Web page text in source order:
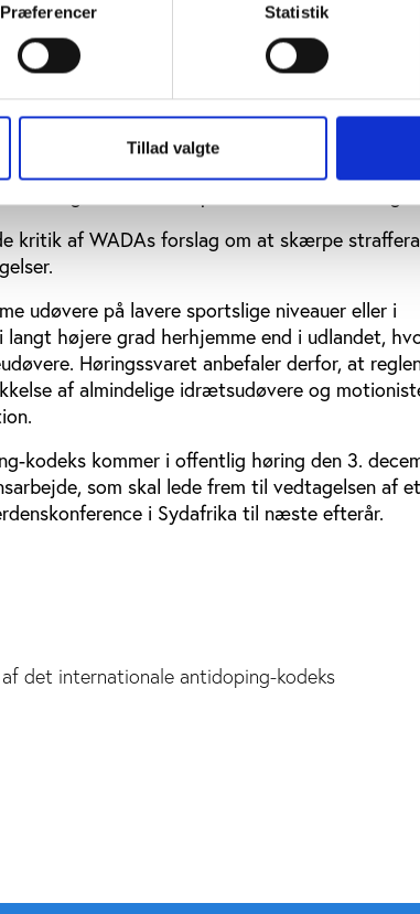
Præferencer Statistik
Tillad valgte
af snyd, før man kan tale om doping.
sanktion oven på de normale
definitionen af doping bliver støttet i det
kritik af WADAs forslag om at skærpe
udøvere på lavere sportslige niveauer eller i
højere grad herhjemme end i udlandet,
Høringssvaret anbefaler derfor, at
af almindelige idrætsudøvere og
kodeks kommer i offentlig høring den 3.
som skal lede frem til vedtagelsen af
i Sydafrika til næste efterår.
det internationale antidoping-kodeks